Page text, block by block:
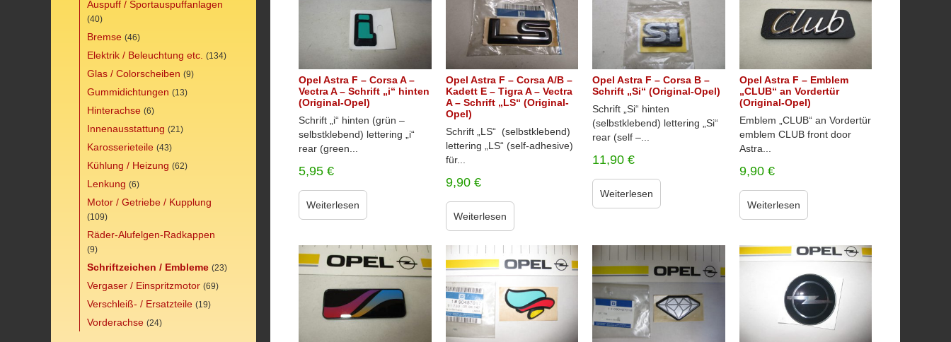
Auspuff / Sportauspuffanlagen
(40)
Bremse (46)
Elektrik / Beleuchtung etc. (134)
Glas / Colorscheiben (9)
Gummidichtungen (13)
Hinterachse (6)
Innenausstattung (21)
Karosserieteile (43)
Kühlung / Heizung (62)
Lenkung (6)
Motor / Getriebe / Kupplung
(109)
Räder-Alufelgen-Radkappen
(9)
Schriftzeichen / Embleme (23)
Vergaser / Einspritzmotor (69)
Verschleiß- / Ersatzteile (19)
Vorderachse (24)
Opel Astra F – Corsa A –
Vectra A – Schrift „i“ hinten
(Original-Opel)
Schrift „i“ hinten (grün –
selbstklebend) lettering „i“
rear (green...
5,95 €
Weiterlesen
Opel Astra F – Corsa A/B –
Kadett E – Tigra A – Vectra
A – Schrift „LS“ (Original-
Opel)
Schrift „LS“ (selbstklebend)
lettering „LS“ (self-adhesive)
für...
9,90 €
Weiterlesen
Opel Astra F – Corsa B –
Schrift „Si“ (Original-Opel)
Schrift „Si“ hinten
(selbstklebend) lettering „Si“
rear (self –...
11,90 €
Weiterlesen
Opel Astra F – Emblem
„CLUB“ an Vordertür
(Original-Opel)
Emblem „CLUB“ an Vordertür
emblem CLUB front door
Astra...
9,90 €
Weiterlesen